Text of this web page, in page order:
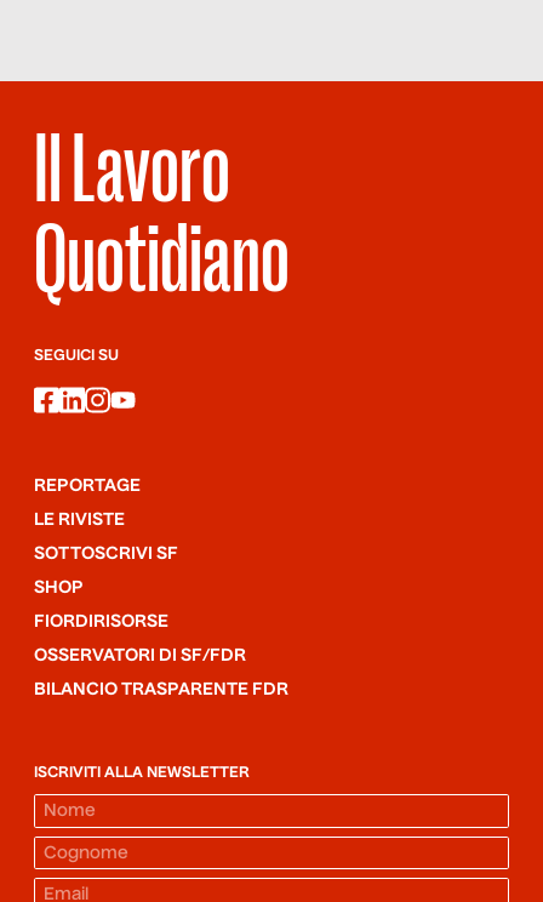
Il Lavoro
Quotidiano
SEGUICI SU
facebook
linkedin
instagram
youtube
REPORTAGE
LE RIVISTE
SOTTOSCRIVI SF
SHOP
FIORDIRISORSE
OSSERVATORI DI SF/FDR
BILANCIO TRASPARENTE FDR
ISCRIVITI ALLA NEWSLETTER